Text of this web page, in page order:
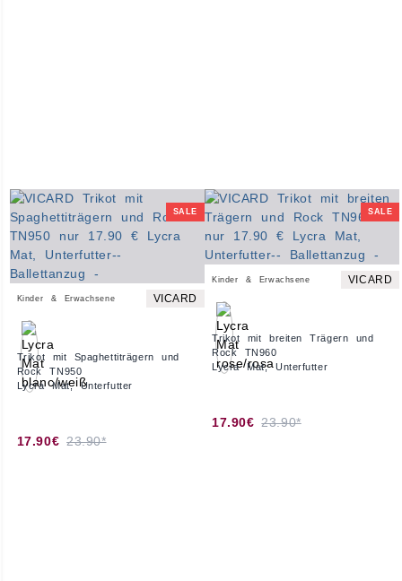
SALE
Kinder & Erwachsene VICARD
Trikot mit Spaghettiträgern und
Rock TN950
Lycra Mat, Unterfutter
17.90€ 23.90*
SALE
Kinder & Erwachsene VICARD
Trikot mit breiten Trägern und
Rock TN960
Lycra Mat, Unterfutter
17.90€ 23.90*